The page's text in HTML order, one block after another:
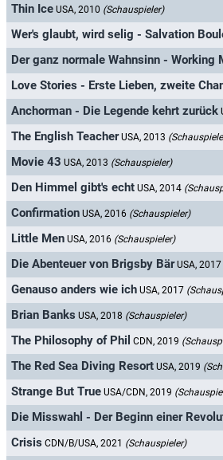
Thin Ice USA, 2010 (Schauspieler)
Wer's glaubt, wird selig - Salvation
Der ganz normale Wahnsinn - Working
Love Stories - Erste Lieben, zweite
Anchorman - Die Legende kehrt zurück
The English Teacher USA, 2013
Movie 43 USA, 2013 (Schauspieler)
Den Himmel gibt's echt USA, 2014
Confirmation USA, 2016 (Schauspieler)
Little Men USA, 2016 (Schauspieler)
Die Abenteuer von Brigsby Bär USA, 2017
Genauso anders wie ich USA, 2017
Brian Banks USA, 2018 (Schauspieler)
The Philosophy of Phil CDN, 2019
The Red Sea Diving Resort USA, 2019
Strange But True USA/CDN, 2019
Die Misswahl - Der Beginn einer
Crisis CDN/B/USA, 2021 (Schauspieler)